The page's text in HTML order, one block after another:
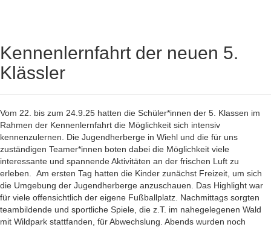
Kennenlernfahrt der neuen 5.
Klässler
Vom 22. bis zum 24.9.25 hatten die Schüler*innen der 5. Klassen im
Rahmen der Kennenlernfahrt die Möglichkeit sich intensiv
kennenzulernen. Die Jugendherberge in Wiehl und die für uns
zuständigen Teamer*innen boten dabei die Möglichkeit viele
interessante und spannende Aktivitäten an der frischen Luft zu
erleben.
Am ersten Tag hatten die Kinder zunächst Freizeit, um sich
die Umgebung der Jugendherberge anzuschauen. Das Highlight war
für viele offensichtlich der eigene Fußballplatz. Nachmittags sorgten
teambildende und sportliche Spiele, die z.T. im nahegelegenen Wald
mit Wildpark stattfanden, für Abwechslung. Abends wurden noch